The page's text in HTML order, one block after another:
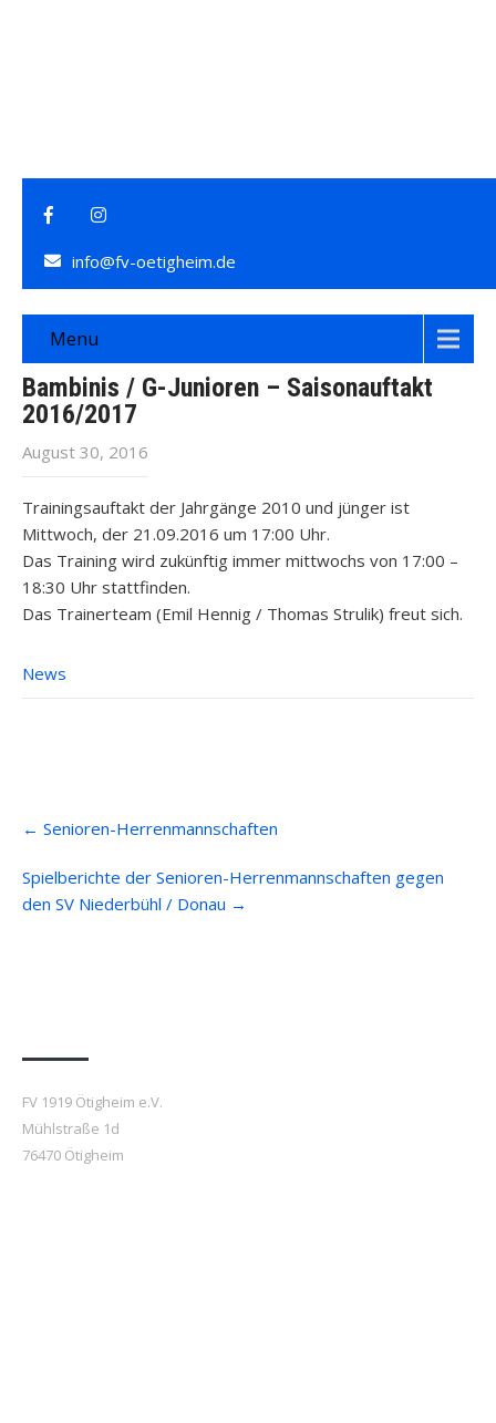
info@fv-oetigheim.de
Menu
Bambinis / G-Junioren – Saisonauftakt
2016/2017
August 30, 2016
Trainingsauftakt der Jahrgänge 2010 und jünger ist
Mittwoch, der 21.09.2016 um 17:00 Uhr.
Das Training wird zukünftig immer mittwochs von 17:00 –
18:30 Uhr stattfinden.
Das Trainerteam (Emil Hennig / Thomas Strulik) freut sich.
News
navigation
← Senioren-Herrenmannschaften
Spielberichte der Senioren-Herrenmannschaften gegen
den SV Niederbühl / Donau →
FV 1919 Ötigheim e.V.
Mühlstraße 1d
76470 Ötigheim